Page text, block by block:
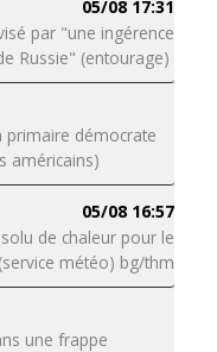
05/08 17:31
par "une ingérence
Russie" (entourage)
primaire démocrate
américains)
05/08 16:57
de chaleur pour le
météo) bg/thm
une frappe